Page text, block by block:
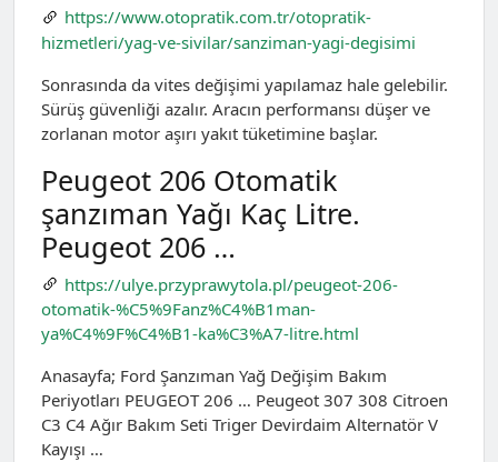
https://www.otopratik.com.tr/otopratik-
hizmetleri/yag-ve-sivilar/sanziman-yagi-degisimi
Sonrasında da vites değişimi yapılamaz hale gelebilir.
Sürüş güvenliği azalır. Aracın performansı düşer ve
zorlanan motor aşırı yakıt tüketimine başlar.
Peugeot 206 Otomatik
şanzıman Yağı Kaç Litre.
Peugeot 206 …
https://ulye.przyprawytola.pl/peugeot-206-
otomatik-%C5%9Fanz%C4%B1man-
ya%C4%9F%C4%B1-ka%C3%A7-litre.html
Anasayfa; Ford Şanzıman Yağ Değişim Bakım
Periyotları PEUGEOT 206 … Peugeot 307 308 Citroen
C3 C4 Ağır Bakım Seti Triger Devirdaim Alternatör V
Kayışı …